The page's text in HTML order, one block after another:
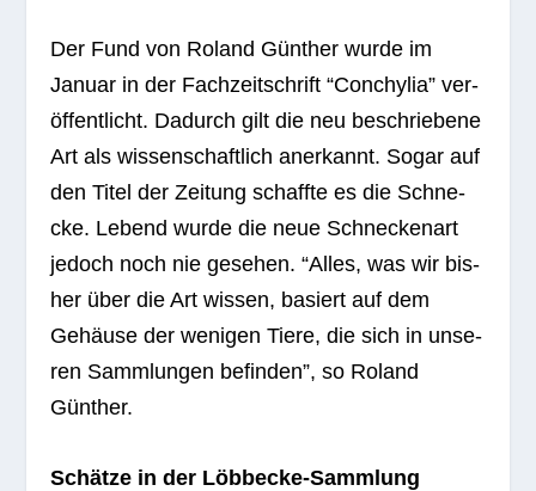
Der Fund von Roland Gün­ther wurde im
Januar in der Fach­zeit­schrift “Con­chy­lia” ver­
öf­fent­licht. Dadurch gilt die neu beschrie­bene
Art als wis­sen­schaft­lich aner­kannt. Sogar auf
den Titel der Zei­tung schaffte es die Schne­
cke. Lebend wurde die neue Schne­cken­art
jedoch noch nie gese­hen. “Alles, was wir bis­
her über die Art wis­sen, basiert auf dem
Gehäuse der weni­gen Tiere, die sich in unse­
ren Samm­lun­gen befin­den”, so Roland
Günther.
Schätze in der Löbbecke-Sammlung